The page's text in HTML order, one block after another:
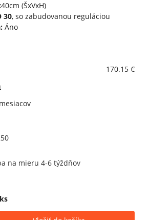
(ŠxVxH)
30, so zabudovanou reguláciou
Áno
170.15 €
na mieru 4-6 týždňov
ks